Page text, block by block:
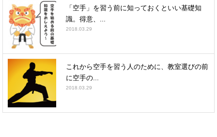
「空手」を習う前に知っておくといい基礎知
識。得意、...
2018.03.29
これから空手を習う人のために、教室選びの前
に空手の...
2018.03.29